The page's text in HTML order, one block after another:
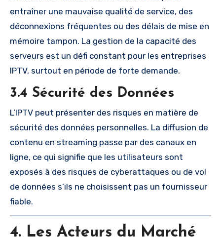
entraîner une mauvaise qualité de service, des
déconnexions fréquentes ou des délais de mise en
mémoire tampon. La gestion de la capacité des
serveurs est un défi constant pour les entreprises
IPTV, surtout en période de forte demande.
3.4 Sécurité des Données
L’IPTV peut présenter des risques en matière de
sécurité des données personnelles. La diffusion de
contenu en streaming passe par des canaux en
ligne, ce qui signifie que les utilisateurs sont
exposés à des risques de cyberattaques ou de vol
de données s’ils ne choisissent pas un fournisseur
fiable.
4. Les Acteurs du Marché